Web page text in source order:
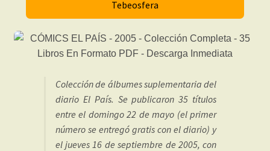
Tebeosfera
Colección de álbumes suplementaria del
diario El País. Se publicaron 35 títulos
entre el domingo 22 de mayo (el primer
número se entregó gratis con el diario) y
el jueves 16 de septiembre de 2005, con